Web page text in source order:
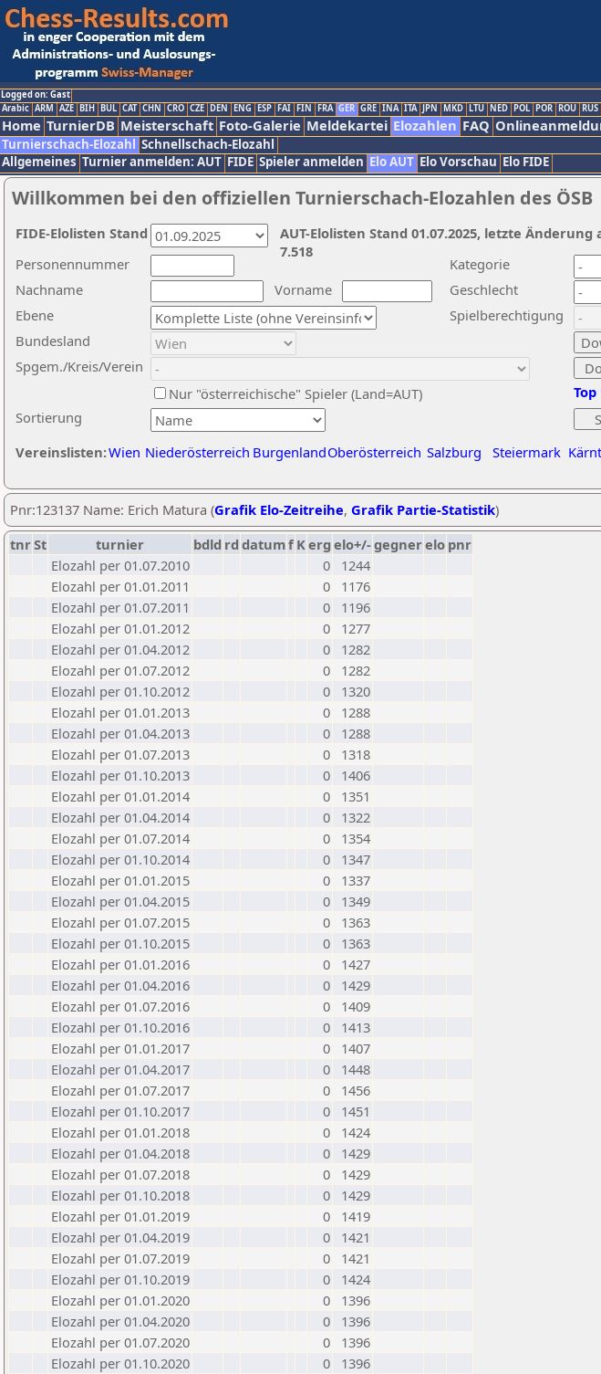
Logged on: Gast
Arabic ARM AZE BIH BUL CAT CHN CRO CZE DEN ENG ESP FAI FIN FRA GER GRE INA ITA JPN MKD LTU NED POL POR ROU RUS
Home TurnierDB Meisterschaft Foto-Galerie Meldekartei Elozahlen FAQ
Turnierschach-Elozahl Schnellschach-Elozahl
Allgemeines Turnier anmelden: AUT FIDE Spieler anmelden Elo AUT Elo Vorschau Elo FIDE
Willkommen bei den offiziellen Turnierschach-Elozahlen des ÖSB
Nachname
Vorname
Ebene
Kategorie
Sortierung
Personennummer
Bundesland
Spgem./Kreis/Verein
Geschlecht
Nur "österreichische" Spieler (Land=AUT)
Spielberechtigung
Vereinslisten:Wien Niederösterreich BurgenlandOberösterreich Salzburg Steiermark
Top
AUT-Elolisten Stand 01.07.2025, letzte
7.518
FIDE-Elolisten Stand
Pnr:123137 Name: Erich Matura (Grafik Elo-Zeitreihe, Grafik Partie-Statistik)
tnrSt turnier bdld rd datumf Kerg elo+/-gegnerelo pnr
Elozahl per 01.07.2010
0
1244
Elozahl per 01.01.2011
0
1176
Elozahl per 01.07.2011
0
1196
Elozahl per 01.01.2012
0
1277
Elozahl per 01.04.2012
0
1282
Elozahl per 01.07.2012
0
1282
Elozahl per 01.10.2012
0
1320
Elozahl per 01.01.2013
0
1288
Elozahl per 01.04.2013
0
1288
Elozahl per 01.07.2013
0
1318
Elozahl per 01.10.2013
0
1406
Elozahl per 01.01.2014
0
1351
Elozahl per 01.04.2014
0
1322
Elozahl per 01.07.2014
0
1354
Elozahl per 01.10.2014
0
1347
Elozahl per 01.01.2015
0
1337
Elozahl per 01.04.2015
0
1349
Elozahl per 01.07.2015
0
1363
Elozahl per 01.10.2015
0
1363
Elozahl per 01.01.2016
0
1427
Elozahl per 01.04.2016
0
1429
Elozahl per 01.07.2016
0
1409
Elozahl per 01.10.2016
0
1413
Elozahl per 01.01.2017
0
1407
Elozahl per 01.04.2017
0
1448
Elozahl per 01.07.2017
0
1456
Elozahl per 01.10.2017
0
1451
Elozahl per 01.01.2018
0
1424
Elozahl per 01.04.2018
0
1429
Elozahl per 01.07.2018
0
1429
Elozahl per 01.10.2018
0
1429
Elozahl per 01.01.2019
0
1419
Elozahl per 01.04.2019
0
1421
Elozahl per 01.07.2019
0
1421
Elozahl per 01.10.2019
0
1424
Elozahl per 01.01.2020
0
1396
Elozahl per 01.04.2020
0
1396
Elozahl per 01.07.2020
0
1396
Elozahl per 01.10.2020
0
1396